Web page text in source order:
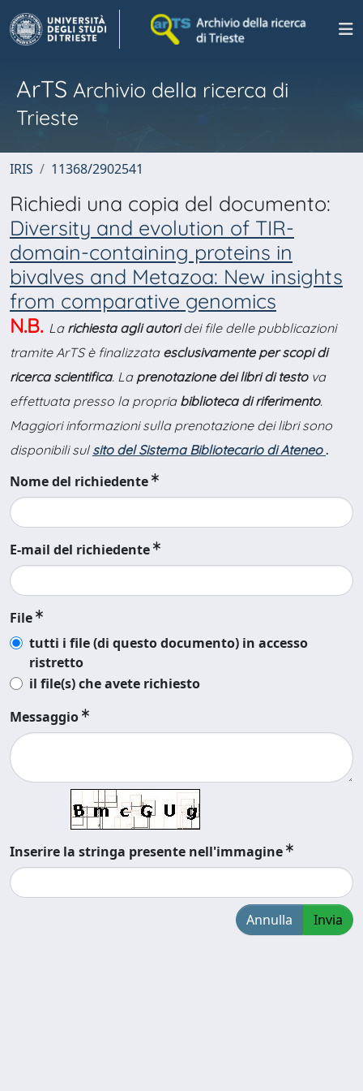
ArTS Archivio della ricerca di
Trieste
IRIS 11368/2902541
Richiedi una copia del documento:
Diversity and evolution of TIR-
domain-containing proteins in
bivalves and Metazoa: New insights
from comparative genomics
N.B. La richiesta agli autoridei file delle pubblicazioni
tramite ArTS è finalizzata esclusivamente per scopi di
ricerca scientifica. La prenotazione dei libri di testova
effettuata presso la propria biblioteca di riferimento.
Maggiori informazioni sulla prenotazione dei libri sono
disponibili sul sito del Sistema Bibliotecario di Ateneo .
Nome del richiedente
E-mail del richiedente
File
tutti i file (di questo documento) in accesso
ristretto
il file(s) che avete richiesto
Messaggio
Inserire la stringa presente nell'immagine
Annulla Invia